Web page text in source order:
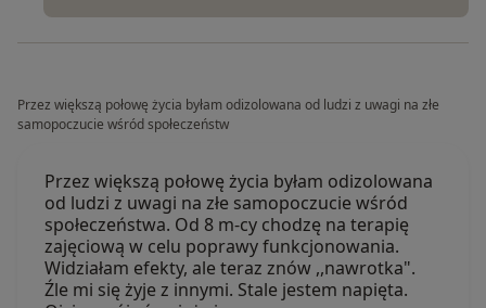
Przez większą połowę życia byłam odizolowana od ludzi z uwagi na złe
samopoczucie wśród społeczeństw
Przez większą połowę życia byłam odizolowana
od ludzi z uwagi na złe samopoczucie wśród
społeczeństwa. Od 8 m-cy chodzę na terapię
zajęciową w celu poprawy funkcjonowania.
Widziałam efekty, ale teraz znów ,,nawrotka".
Źle mi się żyje z innymi. Stale jestem napięta.